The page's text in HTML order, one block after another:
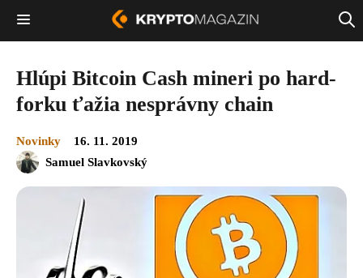
Hlúpi Bitcoin Cash mineri po hard-
forku ťažia nesprávny chain
Novinky
16. 11. 2019
Samuel Slavkovský